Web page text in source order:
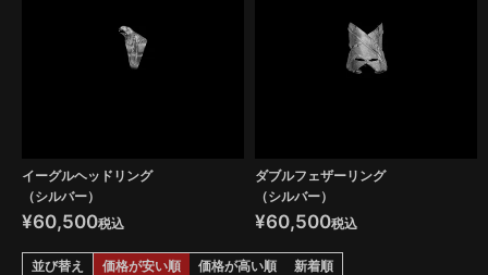
イーグルヘッドリング
（シルバー）
¥60,500税込
ダブルフェザーリング
（シルバー）
¥60,500税込
並び替え 価格が安い順 価格が高い順 新着順